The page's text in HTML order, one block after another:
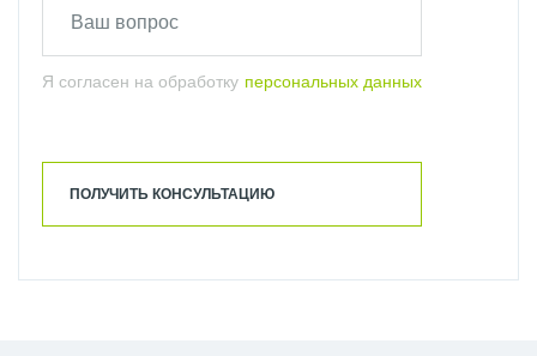
Я согласен на обработку персональных данных
ПОЛУЧИТЬ КОНСУЛЬТАЦИЮ